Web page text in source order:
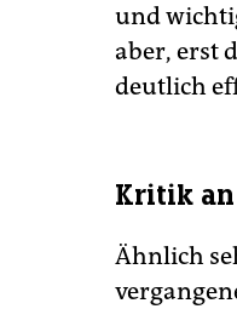
und
aber, erst
deutlich
Kritik
Ähnlich